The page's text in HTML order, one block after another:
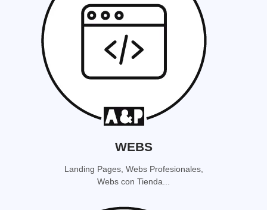
WEBS
Landing Pages, Webs Profesionales,
Webs con Tienda...